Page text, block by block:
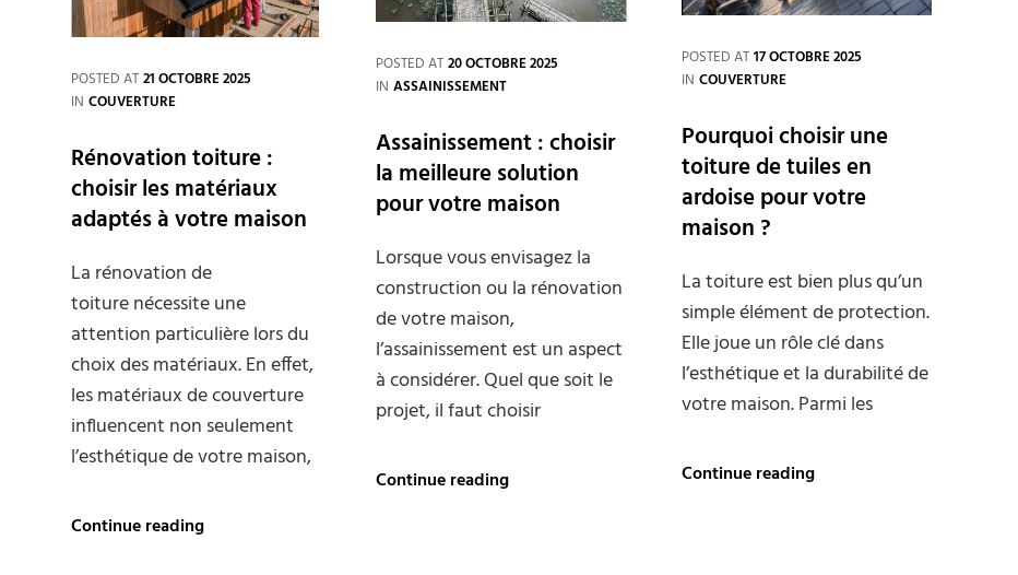
le
coulage
fondations
POSTED AT21 OCTOBRE 2025
IN CATEGORIES
COUVERTURE
Rénovation toiture :
choisir les matériaux
adaptés à votre maison
La rénovation de
toiture nécessite une
attention particulière lors du
choix des matériaux. En effet,
les matériaux de couverture
influencent non seulement
l’esthétique de votre maison,
Continue readingRénovation
POSTED AT 20 OCTOBRE 2025
IN CATEGORIES
ASSAINISSEMENT
Assainissement : choisir
la meilleure solution
pour votre maison
Lorsque vous envisagez la
construction ou la rénovation
de votre maison,
l’assainissement est un aspect
à considérer. Quel que soit le
projet, il faut choisir
Continue readingAssainissement
POSTED AT 17 OCTOBRE 2025
IN CATEGORIES
COUVERTURE
Pourquoi choisir une
toiture de tuiles en
ardoise pour votre
maison ?
La toiture est bien plus qu’un
simple élément de protection.
Elle joue un rôle clé dans
l’esthétique et la durabilité de
votre maison. Parmi les
Continue readingPourquoi